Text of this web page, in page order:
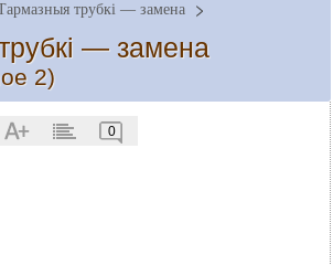
трубкі — замена
— замена
2)
0